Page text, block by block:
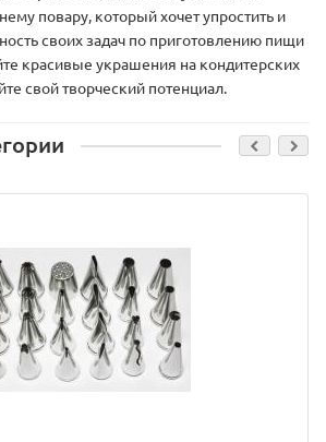
повару, который хочет упростить и
своих задач по приготовлению пищи
красивые украшения на кондитерских
свой творческий потенциал.